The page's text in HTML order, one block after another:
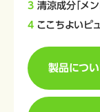
清涼成分「メ
ここちよいピ
製品につ